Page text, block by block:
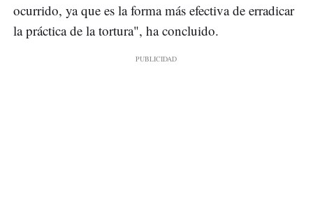
ocurrido, ya que es la forma más efectiva de erradicar
la práctica de la tortura", ha concluido.